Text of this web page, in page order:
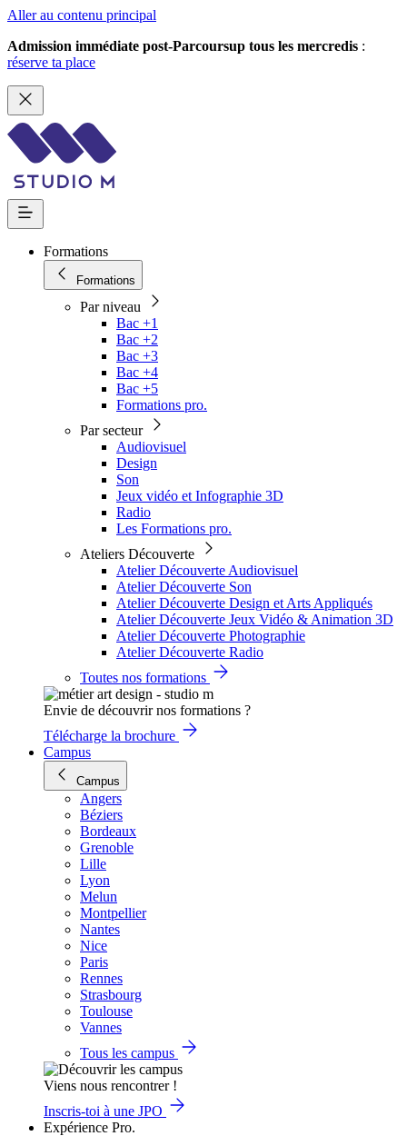
Aller au contenu principal
Admission immédiate post-Parcoursup tous les mercredis :
réserve ta place
Formations
Formations
Par niveau
Bac +1
Bac +2
Bac +3
Bac +4
Bac +5
Formations pro.
Par secteur
Audiovisuel
Design
Son
Jeux vidéo et Infographie 3D
Radio
Les Formations pro.
Ateliers Découverte
Atelier Découverte Audiovisuel
Atelier Découverte Son
Atelier Découverte Design et Arts Appliqués
Atelier Découverte Jeux Vidéo & Animation 3D
Atelier Découverte Photographie
Atelier Découverte Radio
Toutes nos formations
Envie de découvrir nos formations ?
Télécharge la brochure
Campus
Campus
Angers
Béziers
Bordeaux
Grenoble
Lille
Lyon
Melun
Montpellier
Nantes
Nice
Paris
Rennes
Strasbourg
Toulouse
Vannes
Tous les campus
Viens nous rencontrer !
Inscris-toi à une JPO
Expérience Pro.